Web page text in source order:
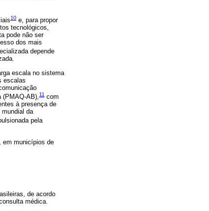
10 e, para propor
tecnológicos,
pode não ser
dos mais
depende
escala no sistema
escalas
AB), 11 com
à presença de
da
pela
em municípios de
de acordo
médica.